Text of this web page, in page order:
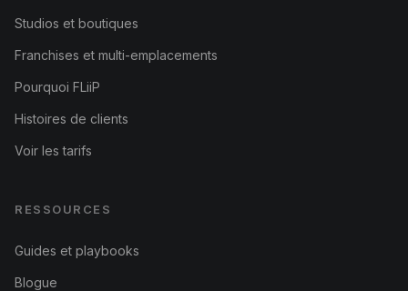
Studios et boutiques
Franchises et multi-emplacements
Pourquoi FLiiP
Histoires de clients
Voir les tarifs
RESSOURCES
Guides et playbooks
Blogue